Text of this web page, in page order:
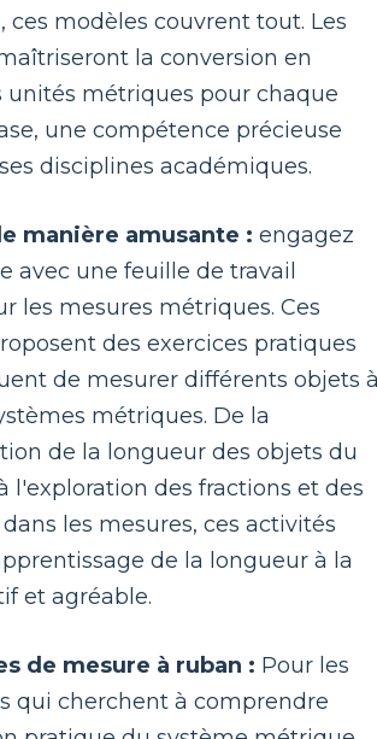
ces modèles couvrent tout. Les
la conversion en
unités métriques pour chaque
une compétence précieuse
disciplines académiques.
manière amusante : engagez
avec une feuille de travail
les mesures métriques. Ces
des exercices pratiques
de mesurer différents objets
métriques. De la
de la longueur des objets du
l'exploration des fractions et des
les mesures, ces activités
de la longueur à la
et agréable.
de mesure à ruban : Pour les
qui cherchent à comprendre